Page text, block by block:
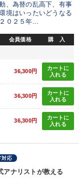
、為替の乱高下、有事
境はいったいどうなる
０２５年...
会員価格 購 入
36,300円
カートに
入れる
36,300円
カートに
入れる
36,300円
カートに
入れる
対応
アナリストが教える